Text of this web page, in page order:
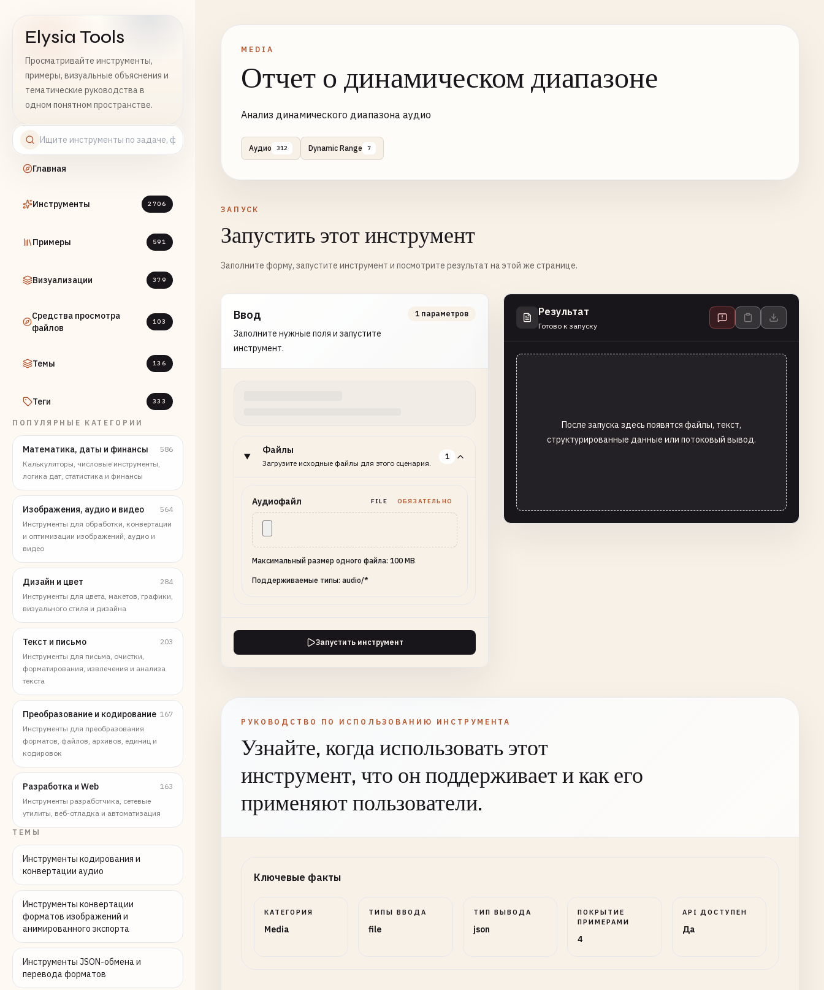
Elysia Tools
Просматривайте инструменты,
примеры, визуальные объяснения и
тематические руководства в
одном понятном пространстве.
Главная
Инструменты 2706
Примеры 591
Визуализации 379
Средства просмотра
файлов
103
Темы 136
Теги 333
ПОПУЛЯРНЫЕ КАТЕГОРИИ
Математика, даты и финансы
586
Калькуляторы, числовые инструменты,
логика дат, статистика и финансы
Изображения, аудио и видео
564
Инструменты для обработки, конвертации
и оптимизации изображений, аудио и
видео
Дизайн и цвет
284
Инструменты для цвета, макетов, графики,
визуального стиля и дизайна
Текст и письмо
203
Инструменты для письма, очистки,
форматирования, извлечения и анализа
текста
Преобразование и кодирование 167
Инструменты для преобразования
форматов, файлов, архивов, единиц и
кодировок
Разработка и Web
163
Инструменты разработчика, сетевые
утилиты, веб-отладка и автоматизация
ТЕМЫ
Инструменты кодирования и
конвертации аудио
Инструменты конвертации
форматов изображений и
анимированного экспорта
Инструменты JSON-обмена и
перевода форматов
MEDIA
Отчет о динамическом диапазоне
Анализ динамического диапазона аудио
Аудио 312 Dynamic Range 7
ЗАПУСК
Запустить этот инструмент
Заполните форму, запустите инструмент и посмотрите результат на этой же странице.
Ввод
Заполните нужные поля и запустите
инструмент.
1 параметров
Файлы
Загрузите исходные файлы для этого сценария.
1
Аудиофайл FILE ОБЯЗАТЕЛЬНО
Максимальный размер одного файла: 100 MB
Поддерживаемые типы: audio/*
Запустить инструмент
Результат
Готово к запуску
После запуска здесь появятся файлы, текст,
структурированные данные или потоковый вывод.
РУКОВОДСТВО ПО ИСПОЛЬЗОВАНИЮ ИНСТРУМЕНТА
Узнайте, когда использовать этот
инструмент, что он поддерживает и как его
применяют пользователи.
Ключевые факты
КАТЕГОРИЯ
Media
ТИПЫ ВВОДА
file
ТИП ВЫВОДА
json
ПОКРЫТИЕ
ПРИМЕРАМИ
4
API ДОСТУПЕН
Да